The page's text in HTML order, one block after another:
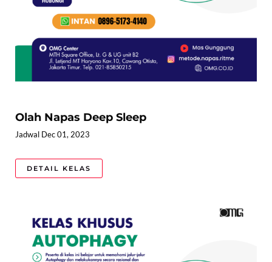
Olah Napas Deep Sleep
Jadwal Dec 01, 2023
DETAIL KELAS